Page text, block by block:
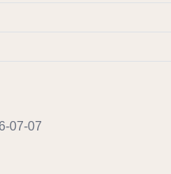
07-07